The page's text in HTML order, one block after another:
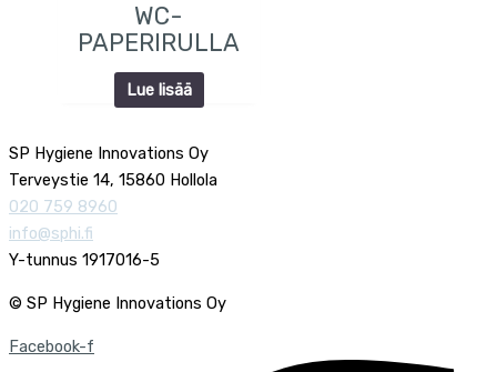
WC-
PAPERIRULLA
Lue lisää
SP Hygiene Innovations Oy
Terveystie 14, 15860 Hollola
020 759 8960
info@sphi.fi
Y-tunnus 1917016-5
© SP Hygiene Innovations Oy
Facebook-f